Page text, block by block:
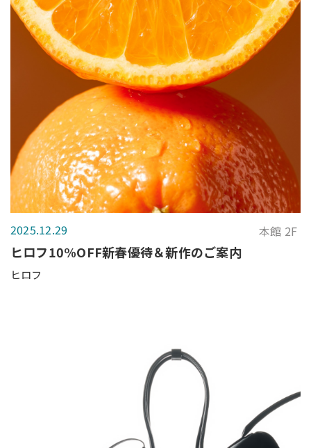
2025.12.29 本館 2F
ヒロフ10%OFF新春優待＆新作のご案内
ヒロフ